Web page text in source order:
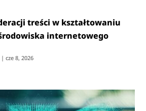
treści w kształtowaniu
internetowego
|cze 8, 2026